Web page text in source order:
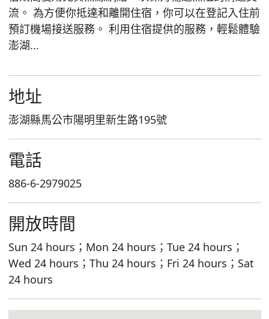
流。 為方便你抵達和離開住宿，你可以在登記入住前
預訂機場接送服務。 利用住宿提供的服務，輕鬆體驗
澎湖...
地址
澎湖縣馬公市陽明里新生路195號
電話
886-6-2979025
開放時間
Sun 24 hours；Mon 24 hours；Tue 24 hours；
Wed 24 hours；Thu 24 hours；Fri 24 hours；Sat
24 hours